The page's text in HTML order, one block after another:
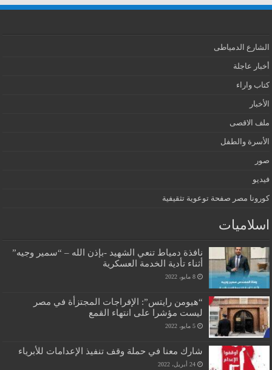
الشارع الدمياطى
أخبار عاجلة
كتاب واراء
الأخبار
ملف الاقصى
الأسرة والطفل
صور
فيديو
كورونا مصر صفحة توعوية تثقيفية
اسلاميات
نافذة دمياط تنعي الشهيد -بإذن الله – “سمير وجيه”
أثناء تأدية الخدمة العسكرية
8 مايو، 2022
“هيومن رايتس”: الإفراجات المجتزأة في مصر
ليست مؤشرا على انتهاء القمع
5 مايو، 2022
شارك معنا في حملة وقف تنفيذ الإعدامات للأبرياء
24 أبريل، 2022